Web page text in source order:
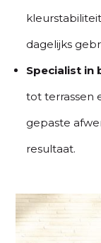
dagelijks
Specialist in
tot terrassen
gepaste
resultaat.